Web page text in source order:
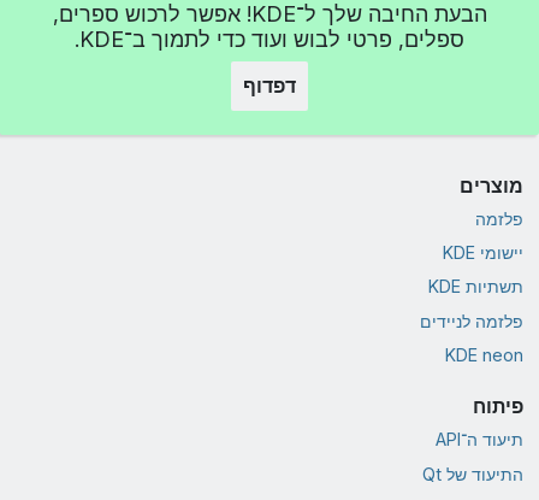
הבעת החיבה שלך ל־KDE! אפשר לרכוש ספרים,
ספלים, פרטי לבוש ועוד כדי לתמוך ב־KDE.
דפדוף
מוצרים
פלזמה
יישומי KDE
תשתיות KDE
פלזמה לניידים
KDE neon
פיתוח
תיעוד ה־API
התיעוד של Qt